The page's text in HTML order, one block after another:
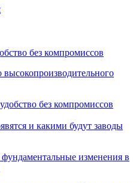
без компромиссов
высокопроизводительного
и какими будут заводы
изменения в